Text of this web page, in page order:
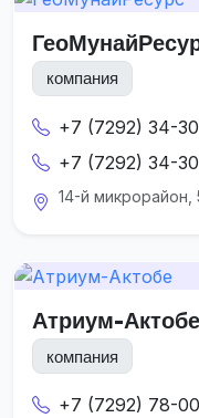
компания
+7 (7292) 34-
+7 (7292) 34-
14-й
Атриум-Актобе
компания
+7 (7292) 78-